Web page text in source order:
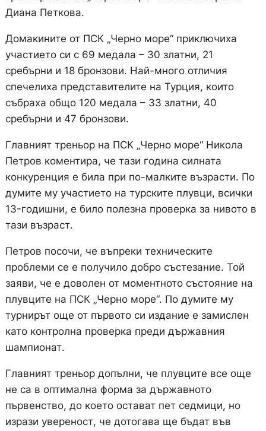
Диана Петкова.
Домакините от ПСК „Черно море“ приключиха
участието си с 69 медала – 30 златни, 21
сребърни и 18 бронзови. Най-много отличия
спечелиха представителите на Турция, които
събраха общо 120 медала – 33 златни, 40
сребърни и 47 бронзови.
Главният треньор на ПСК „Черно море“ Никола
Петров коментира, че тази година силната
конкуренция е била при по-малките възрасти. По
думите му участието на турските плувци, всички
13-годишни, е било полезна проверка за нивото в
тази възраст.
Петров посочи, че въпреки техническите
проблеми се е получило добро състезание. Той
заяви, че е доволен от моментното състояние на
плувците на ПСК „Черно море“. По думите му
турнирът още от първото си издание е замислен
като контролна проверка преди държавния
шампионат.
Главният треньор допълни, че плувците все още
не са в оптимална форма за държавното
първенство, до което остават пет седмици, но
изрази увереност, че дотогава ще бъдат във